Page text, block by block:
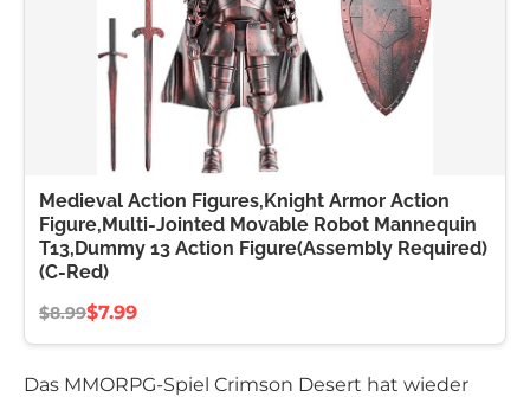
Medieval Action Figures,Knight Armor Action
Figure,Multi-Jointed Movable Robot Mannequin
T13,Dummy 13 Action Figure(Assembly Required)
(C-Red)
$8.99$7.99
Das MMORPG-Spiel Crimson Desert hat wieder